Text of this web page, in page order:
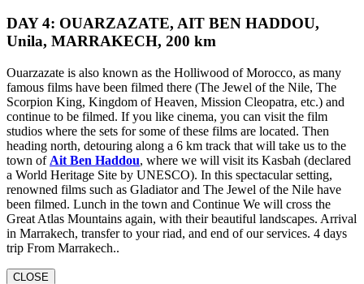
DAY 4: OUARZAZATE, AIT BEN HADDOU,
Unila, MARRAKECH, 200 km
Ouarzazate is also known as the Holliwood of Morocco, as many
famous films have been filmed there (The Jewel of the Nile, The
Scorpion King, Kingdom of Heaven, Mission Cleopatra, etc.) and
continue to be filmed. If you like cinema, you can visit the film
studios where the sets for some of these films are located. Then
heading north, detouring along a 6 km track that will take us to the
town of Ait Ben Haddou, where we will visit its Kasbah (declared
a World Heritage Site by UNESCO). In this spectacular setting,
renowned films such as Gladiator and The Jewel of the Nile have
been filmed. Lunch in the town and Continue We will cross the
Great Atlas Mountains again, with their beautiful landscapes. Arrival
in Marrakech, transfer to your riad, and end of our services. 4 days
trip From Marrakech..
CLOSE